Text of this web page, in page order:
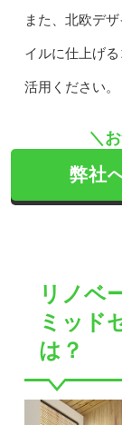
また、北欧デ
イルに仕上げ
活用ください。
＼
弊社
リノベ
ミッド
は？